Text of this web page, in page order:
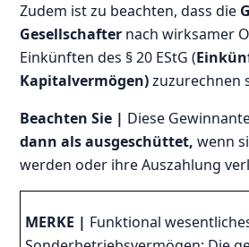
Zudem ist zu beachten, dass die
Gesellschafter nach wirksamer
Einkünften des § 20 EStG (
Kapitalvermögen)zuzurechnen
Beachten Sie | Diese
dann als ausgeschüttet,wenn
werden oder ihre Auszahlung
MERKE | Funktional